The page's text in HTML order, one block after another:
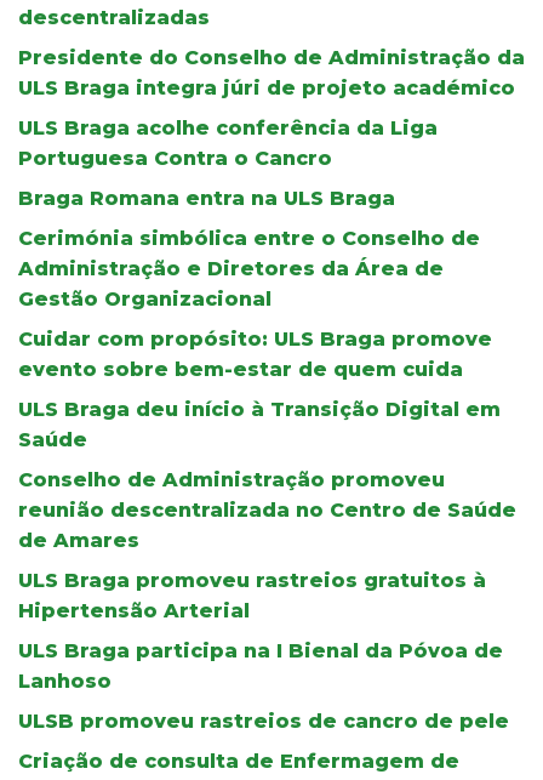
descentralizadas
Presidente do Conselho de Administração da
ULS Braga integra júri de projeto académico
ULS Braga acolhe conferência da Liga
Portuguesa Contra o Cancro
Braga Romana entra na ULS Braga
Cerimónia simbólica entre o Conselho de
Administração e Diretores da Área de
Gestão Organizacional
Cuidar com propósito: ULS Braga promove
evento sobre bem-estar de quem cuida
ULS Braga deu início à Transição Digital em
Saúde
Conselho de Administração promoveu
reunião descentralizada no Centro de Saúde
de Amares
ULS Braga promoveu rastreios gratuitos à
Hipertensão Arterial
ULS Braga participa na I Bienal da Póvoa de
Lanhoso
ULSB promoveu rastreios de cancro de pele
Criação de consulta de Enfermagem de